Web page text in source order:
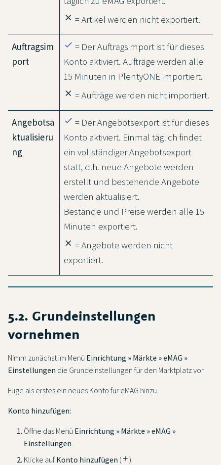
close = Artikel werden nicht exportiert.
Auftragsim
port
done = Der Auftragsimport ist für dieses
Konto aktiviert. Aufträge werden alle
15 Minuten in PlentyONE importiert.
close = Aufträge werden nicht importiert.
Angebotsa
ktualisieru
ng
done = Der Angebotsexport ist für dieses
Konto aktiviert. Einmal täglich findet
ein vollständiger Angebotsexport
statt, d.h. neue Angebote werden
erstellt und bestehende Angebote
werden aktualisiert.
Bestände und Preise werden alle 15
Minuten exportiert.
close = Angebote werden nicht
exportiert.
5.2. Grundeinstellungen
vornehmen
Nimm zunächst im Menü Einrichtung » Märkte » eMAG »
Einstellungen die Grundeinstellungen für den Marktplatz vor.
Füge als erstes ein neues Konto für eMAG hinzu.
Konto hinzufügen:
Öffne das Menü Einrichtung » Märkte » eMAG »
Einstellungen
Klicke auf Konto hinzufügen (add).